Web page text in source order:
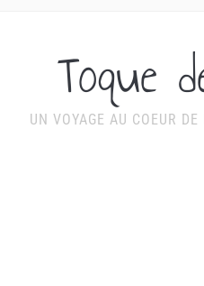
Toque
UN VOYAGE AU COEUR